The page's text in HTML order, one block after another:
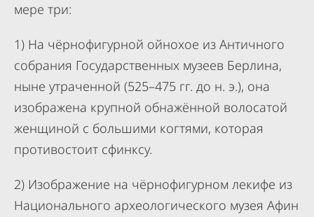
мере три:
1) На чёрнофигурной ойнохое из Античного
собрания Государственных музеев Берлина,
ныне утраченной (525–475 гг. до н. э.), она
изображена крупной обнажённой волосатой
женщиной с большими когтями, которая
противостоит сфинксу.
2) Изображение на чёрнофигурном лекифе из
Национального археологического музея Афин